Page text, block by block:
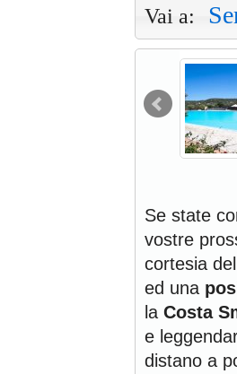
Vai a:
Se state
vostre
cortesia
ed una
la Costa
e
distano a